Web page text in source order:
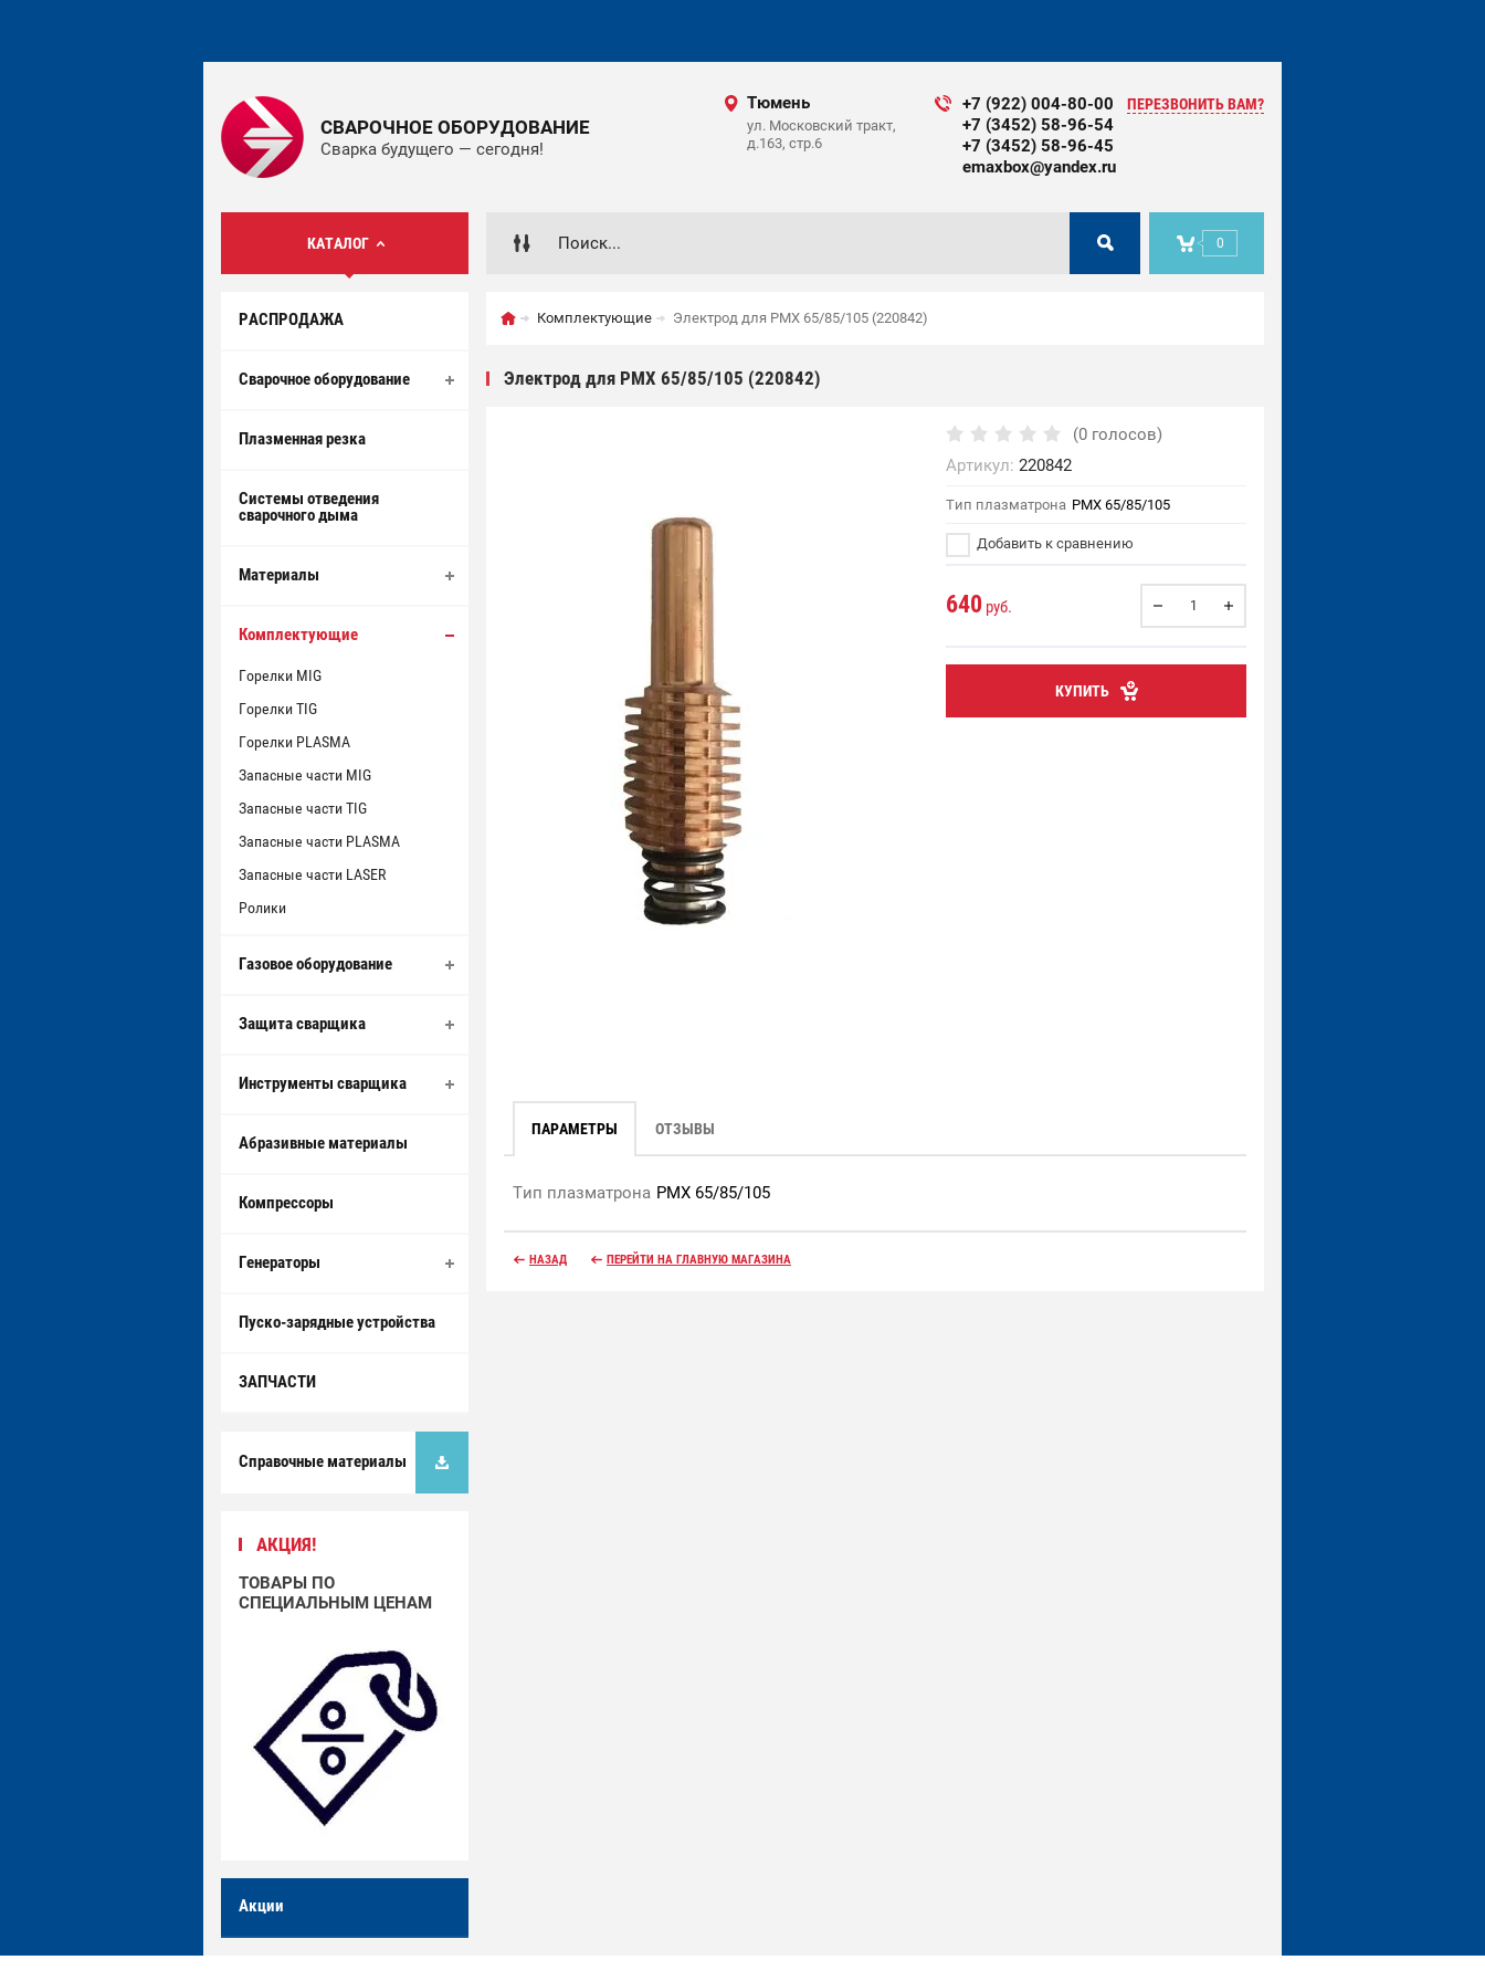
СВАРОЧНОЕ ОБОРУДОВАНИЕ
Сварка будущего — сегодня!
Тюмень
ул. Московский тракт,
д.163, стр.6
+7 (922) 004-80-00
+7 (3452) 58-96-54
+7 (3452) 58-96-45
emaxbox@yandex.ru
ПЕРЕЗВОНИТЬ ВАМ?
КАТАЛОГ 0
РАСПРОДАЖА
Сварочное оборудование
Плазменная резка
Системы отведения
сварочного дыма
Материалы
Комплектующие
Горелки MIG
Горелки TIG
Горелки PLASMA
Запасные части MIG
Запасные части TIG
Запасные части PLASMA
Запасные части LASER
Ролики
Газовое оборудование
Защита сварщика
Инструменты сварщика
Абразивные материалы
Компрессоры
Генераторы
Пуско-зарядные устройства
ЗАПЧАСТИ
Справочные материалы
АКЦИЯ!
ТОВАРЫ ПО
СПЕЦИАЛЬНЫМ ЦЕНАМ
Акции
Комплектующие Электрод для PMX 65/85/105 (220842)
Электрод для PMX 65/85/105 (220842)
(0 голосов)
Артикул: 220842
Тип плазматрона PMX 65/85/105
Добавить к сравнению
640 руб.
КУПИТЬ
ПАРАМЕТРЫ ОТЗЫВЫ
Тип плазматрона PMX 65/85/105
НАЗАД ПЕРЕЙТИ НА ГЛАВНУЮ МАГАЗИНА